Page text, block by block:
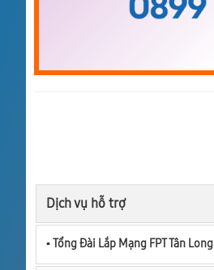
Dịch vụ hỗ trợ
▪︎ Tổng Đài Lắp Mạng FPT Tân Long